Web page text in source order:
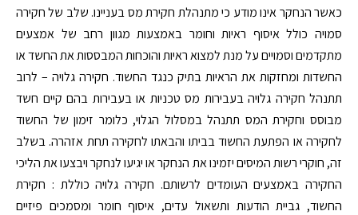
כאשר הנחקר אינו מודע כי מתנהלת חקירת מס בעניינו. שלב של חקירה
סמויה כולל איסוף ראיות וחומר באמצעות מגוון רחב של אמצעים
מתקדמים וסמויים על מנת למצוא ראיות והוכחות המבססות את החשד או
החשדות ומחזקות את הראיות בתיק כנגד החשוד. חקירה גלויה – לרוב
תתנהל חקירה גלויה בעבירות מס טכניות או בעבירות בהם קיים חשד
מבוסס וחקירת המס תתנהל במסלול הגלוי, כלומר זימון של החשוד
לחקירה או הפתעת החשוד בביתו והבאתו לחקירה תחת אזהרה. בשלב
זה, חוקרי רשות המיסים יזמינו את הנחקר או יגיעו לנחקר ויבצעו את הליכי
החקירה באמצעים העומדים לרשותם. חקירה גלויה כוללת : חקירת
החשוד, גביית הודעות ותשאול עדים, איסוף חומר ומסמכים פיזיים